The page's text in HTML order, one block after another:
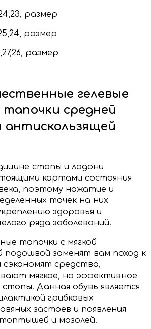
размер
размер
размер
гелевые
средней
антискользящей
стопы и ладони
картами состояния
поэтому нажатие и
точек на них
здоровья и
ряда заболеваний.
тапочки с мягкой
подошвой заменят вам поход к
сэкономят средства,
мягкое, но эффективное
Данная обувь является
грибковых
застоев и появления
и мозолей.